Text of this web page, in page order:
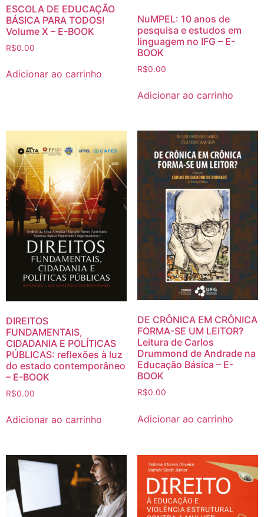
ESCOLA DE EDUCAÇÃO
BÁSICA PARA TODOS!
Volume X – E-BOOK
R$0.00
Adicionar ao carrinho
NuMPEL: 10 anos de
pesquisa e estudos em
linguagem no IFG – E-
BOOK
R$0.00
Adicionar ao carrinho
DIREITOS
FUNDAMENTAIS,
CIDADANIA E POLÍTICAS
PÚBLICAS: reflexões à luz
do estado contemporâneo
– E-BOOK
R$0.00
Adicionar ao carrinho
DE CRÔNICA EM CRÔNICA
FORMA-SE UM LEITOR?
Leitura de Carlos
Drummond de Andrade na
Educação Básica – E-
BOOK
R$0.00
Adicionar ao carrinho